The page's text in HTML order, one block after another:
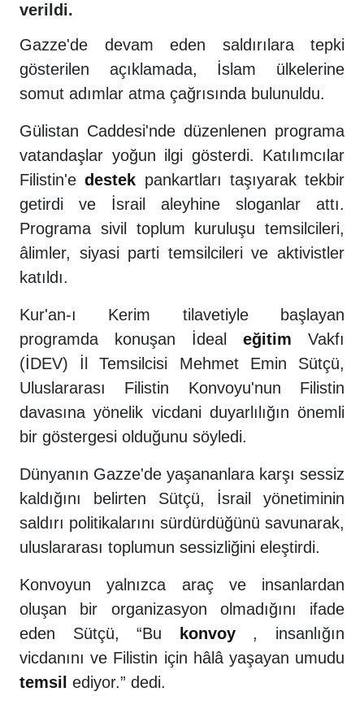
verildi.
Gazze'de devam eden saldırılara tepki
gösterilen açıklamada, İslam ülkelerine
somut adımlar atma çağrısında bulunuldu.
Gülistan Caddesi'nde düzenlenen programa
vatandaşlar yoğun ilgi gösterdi. Katılımcılar
Filistin'edestek pankartları taşıyarak tekbir
getirdi ve İsrail aleyhine sloganlar attı.
Programa sivil toplum kuruluşu temsilcileri,
âlimler, siyasi parti temsilcileri ve aktivistler
katıldı.
Kur'an-ı Kerim tilavetiyle başlayan
programda konuşan İdeal eğitim Vakfı
(İDEV) İl Temsilcisi Mehmet Emin Sütçü,
Uluslararası Filistin Konvoyu'nun Filistin
davasına yönelik vicdani duyarlılığın önemli
bir göstergesi olduğunu söyledi.
Dünyanın Gazze'de yaşananlara karşı sessiz
kaldığını belirten Sütçü, İsrail yönetiminin
saldırı politikalarını sürdürdüğünü savunarak,
uluslararası toplumun sessizliğini eleştirdi.
Konvoyun yalnızca araç ve insanlardan
oluşan bir organizasyon olmadığını ifade
eden Sütçü, “Bu
konvoy, insanlığın
vicdanını ve Filistin için hâlâ yaşayan umudu
temsil ediyor.” dedi.